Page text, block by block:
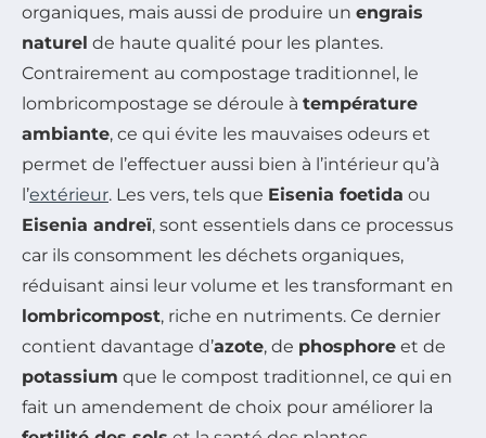
organiques, mais aussi de produire un engrais
naturel de haute qualité pour les plantes.
Contrairement au compostage traditionnel, le
lombricompostage se déroule à température
ambiante, ce qui évite les mauvaises odeurs et
permet de l’effectuer aussi bien à l’intérieur qu’à
l’extérieur. Les vers, tels que Eisenia foetida ou
Eisenia andreï, sont essentiels dans ce processus
car ils consomment les déchets organiques,
réduisant ainsi leur volume et les transformant en
lombricompost, riche en nutriments. Ce dernier
contient davantage d’azote, de phosphore et de
potassium que le compost traditionnel, ce qui en
fait un amendement de choix pour améliorer la